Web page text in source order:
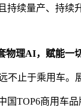
持续量产、持续
物理AI，赋能一
不止于乘用车。
国TOP6商用车